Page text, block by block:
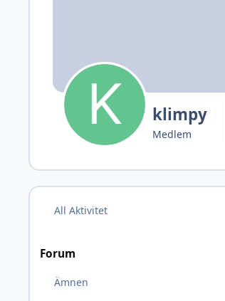
klimpy
Medlem
All Aktivitet
Forum
Ämnen